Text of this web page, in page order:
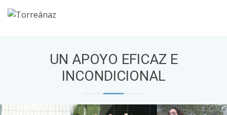
UN APOYO EFICAZ E
INCONDICIONAL